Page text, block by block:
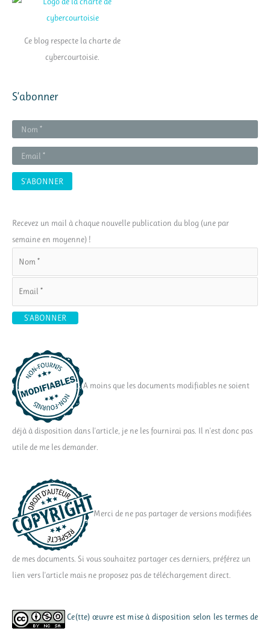
Ce blog respecte la charte de
cybercourtoisie.
S’abonner
Recevez un mail à chaque nouvelle publication du blog (une par
semaine en moyenne) !
A moins que les documents modifiables ne soient
déjà à disposition dans l'article, je ne les fournirai pas. Il n'est donc pas
utile de me les demander.
Merci de ne pas partager de versions modifiées
de mes documents. Si vous souhaitez partager ces derniers, préférez un
lien vers l'article mais ne proposez pas de téléchargement direct.
Ce(tte) œuvre est mise à disposition selon les termes de